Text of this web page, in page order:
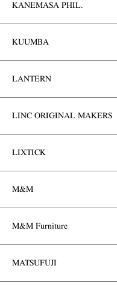
KANEMASA PHIL.
KUUMBA
LANTERN
LINC ORIGINAL MAKERS
LIXTICK
M&M
M&M Furniture
MATSUFUJI